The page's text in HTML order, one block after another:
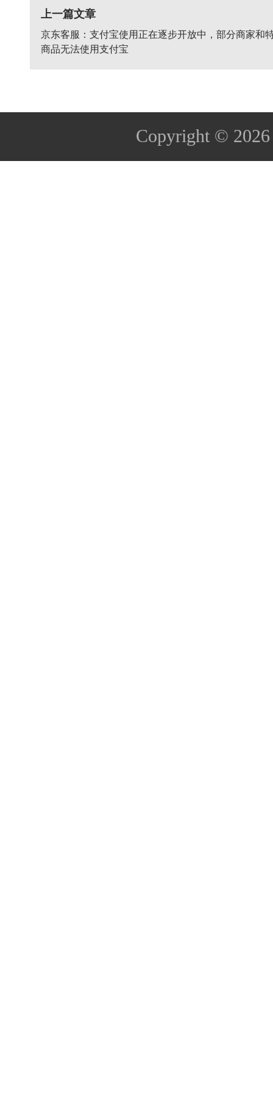
上一篇文章
京东客服：支付宝使用正在逐步开放中，部分商家和
商品无法使用支付宝
Copyright ©